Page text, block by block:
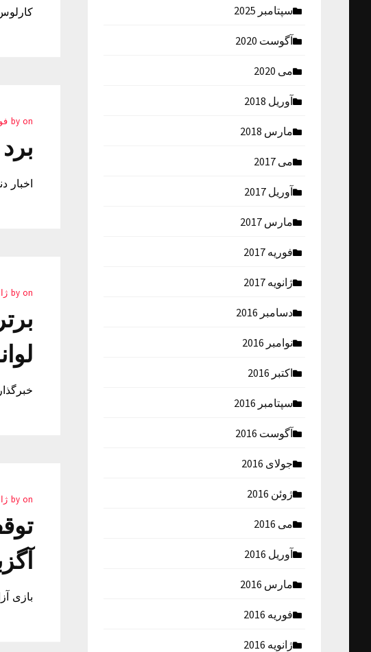
by on
اخبار
by on
by on
بازی
سپتامبر 2025
آگوست 2020
می 2020
آوریل 2018
مارس 2018
می 2017
آوریل 2017
مارس 2017
فوریه 2017
ژانویه 2017
دسامبر 2016
نوامبر 2016
اکتبر 2016
سپتامبر 2016
آگوست 2016
جولای 2016
ژوئن 2016
می 2016
آوریل 2016
مارس 2016
فوریه 2016
ژانویه 2016